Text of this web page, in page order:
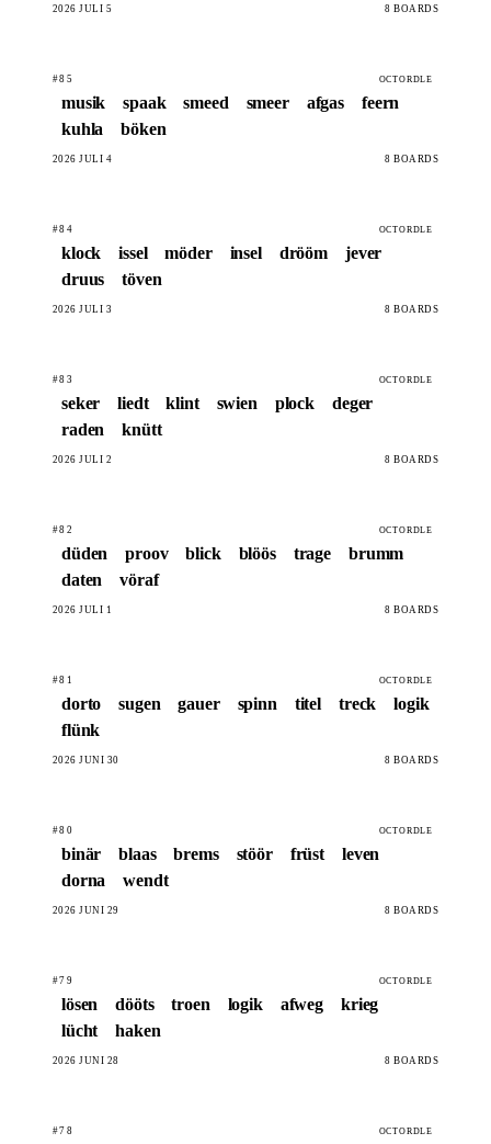
2026 JULI 5 8 BOARDS
#85 OCTORDLE
musik spaak smeed smeer afgas
feern
kuhla
böken
2026 JULI 4 8 BOARDS
#84 OCTORDLE
klock issel möder insel drööm
jever
druus
töven
2026 JULI 3 8 BOARDS
#83 OCTORDLE
seker liedt klint swien plock
deger
raden
knütt
2026 JULI 2 8 BOARDS
#82 OCTORDLE
düden proov blick blöös trage
brumm
daten
vöraf
2026 JULI 1 8 BOARDS
#81 OCTORDLE
dorto sugen gauer spinn titel treck
logik
flünk
2026 JUNI 30 8 BOARDS
#80 OCTORDLE
binär blaas brems stöör früst
leven
dorna
wendt
2026 JUNI 29 8 BOARDS
#79 OCTORDLE
lösen dööts troen logik afweg
krieg
lücht
haken
2026 JUNI 28 8 BOARDS
#78 OCTORDLE